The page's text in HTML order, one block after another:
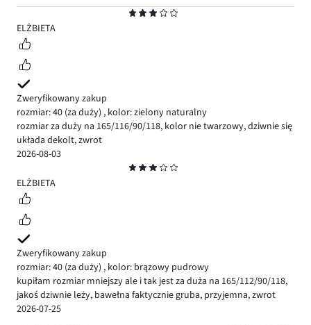
3
ELŻBIETA
Zweryfikowany zakup
rozmiar: 40 (za duży) , kolor: zielony naturalny
rozmiar za duży na 165/116/90/118, kolor nie twarzowy, dziwnie się
układa dekolt, zwrot
2026-08-03
3
ELŻBIETA
Zweryfikowany zakup
rozmiar: 40 (za duży) , kolor: brązowy pudrowy
kupiłam rozmiar mniejszy ale i tak jest za duża na 165/112/90/118,
jakoś dziwnie leży, bawełna faktycznie gruba, przyjemna, zwrot
2026-07-25